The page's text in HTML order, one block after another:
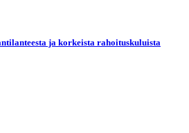
ja korkeista rahoituskuluista